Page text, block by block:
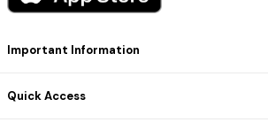
Important Information
Quick Access